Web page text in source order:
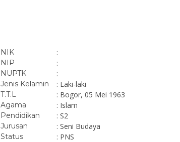
NIK :
NIP :
NUPTK :
Jenis Kelamin : Laki-laki
T.T.L : Bogor, 05 Mei 1963
Agama : Islam
Pendidikan : S2
Jurusan : Seni Budaya
Status : PNS